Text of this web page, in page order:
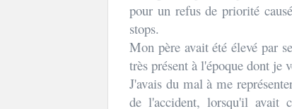
pour un refus de priorité
stops.
Mon père avait été élevé par
très présent à l'époque dont je
J'avais du mal à me
de l'accident, lorsqu'il avait